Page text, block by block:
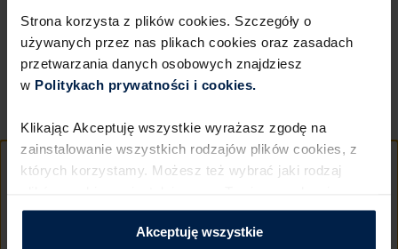
Strona korzysta z plików cookies. Szczegóły o
używanych przez nas plikach cookies oraz zasadach
przetwarzania danych osobowych znajdziesz
w Politykach prywatności i cookies.​ ​
Klikając Akceptuję wszystkie wyrażasz zgodę na
zainstalowanie wszystkich rodzajów plików cookies,​ z
których korzystamy. Możesz też wybrać jaki rodzaj
klikając Zmień ustawienia.​ ​
Akceptuję wszystkie
POZNAJ KOLEJNY Z NASZYCH
PRODUKTÓW